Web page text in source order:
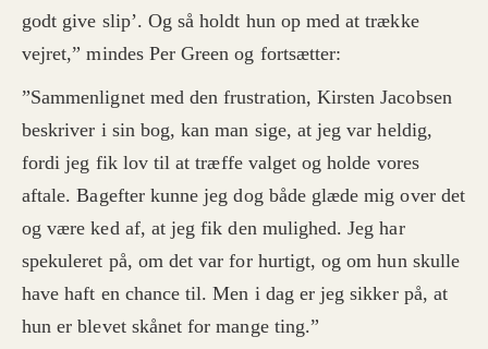
godt give slip’. Og så holdt hun op med at trække
vejret,” mindes Per Green og fortsætter:
”Sammenlignet med den frustration, Kirsten Jacobsen
beskriver i sin bog, kan man sige, at jeg var heldig,
fordi jeg fik lov til at træffe valget og holde vores
aftale. Bagefter kunne jeg dog både glæde mig over det
og være ked af, at jeg fik den mulighed. Jeg har
spekuleret på, om det var for hurtigt, og om hun skulle
have haft en chance til. Men i dag er jeg sikker på, at
hun er blevet skånet for mange ting.”